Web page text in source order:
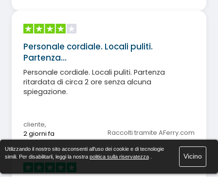
Personale cordiale. Locali puliti.
Partenza…
Personale cordiale. Locali puliti. Partenza
ritardata di circa 2 ore senza alcuna
spiegazione.
cliente,
2 giorni fa
Raccolti tramite AFerry.com
Utilizzando il nostro sito acconsenti all'uso dei cookie e di tecnologie
simili. Per disabilitarli, leggi la nostra politica sulla riservatezza. Vicino